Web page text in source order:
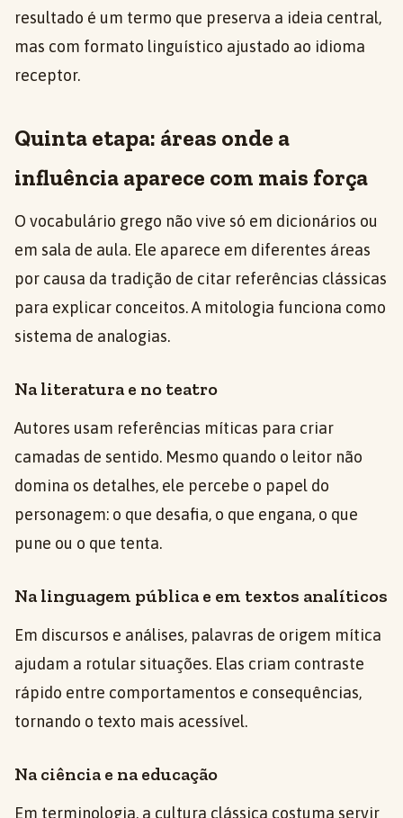
resultado é um termo que preserva a ideia central,
mas com formato linguístico ajustado ao idioma
receptor.
Quinta etapa: áreas onde a
influência aparece com mais força
O vocabulário grego não vive só em dicionários ou
em sala de aula. Ele aparece em diferentes áreas
por causa da tradição de citar referências clássicas
para explicar conceitos. A mitologia funciona como
sistema de analogias.
Na literatura e no teatro
Autores usam referências míticas para criar
camadas de sentido. Mesmo quando o leitor não
domina os detalhes, ele percebe o papel do
personagem: o que desafia, o que engana, o que
pune ou o que tenta.
Na linguagem pública e em textos analíticos
Em discursos e análises, palavras de origem mítica
ajudam a rotular situações. Elas criam contraste
rápido entre comportamentos e consequências,
tornando o texto mais acessível.
Na ciência e na educação
Em terminologia, a cultura clássica costuma servir